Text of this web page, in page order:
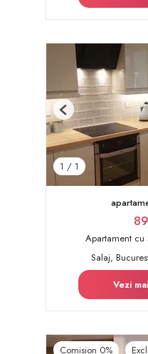
1 / 1
Previous
Apartament
Salaj,
Vezi
Comision 0%